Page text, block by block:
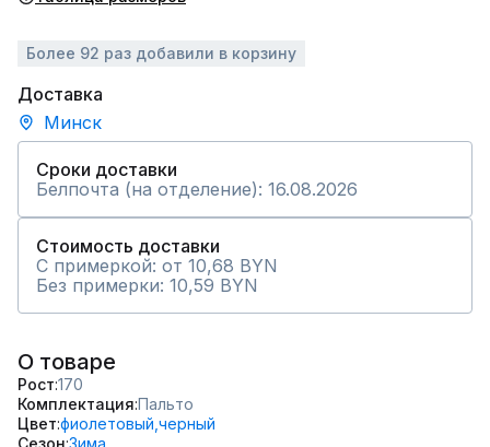
Более 92 раз добавили в корзину
Доставка
Минск
Сроки доставки
Белпочта (на отделение): 16.08.2026
Стоимость доставки
С примеркой: от 10,68 BYN
Без примерки: 10,59 BYN
О товаре
Рост 170
Комплектация Пальто
Цвет фиолетовый, черный
Сезон Зима